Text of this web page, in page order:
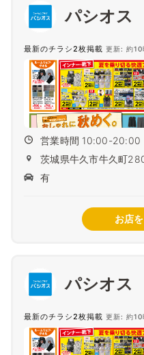
パシオス
最新のチラシ2枚掲載 更新: 約10
営業時間 10:00-20:00
茨城県牛久市牛久町
有
お店
パシオス
最新のチラシ2枚掲載 更新: 約10